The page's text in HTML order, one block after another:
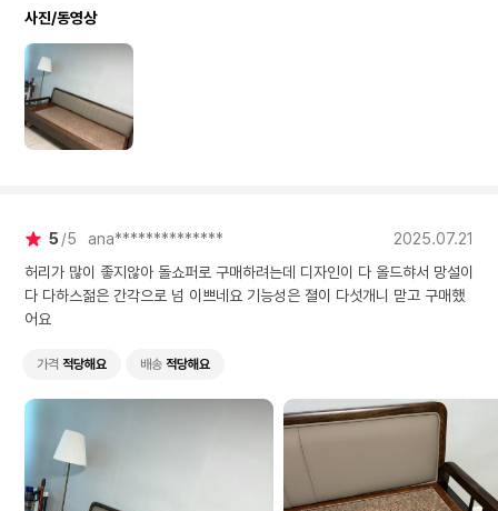
사진/동영상
5 5 ana**************
2025.07.21
허리가 많이 좋지않아 돌쇼퍼로 구매하려는데 디자인이 다 올드햐서 망설이
다 다하스젊은 간각으로 넘 이쁘네요 기능성은 졀이 다섯개니 맏고 구매했
어요
가격 적당해요 배송 적당해요